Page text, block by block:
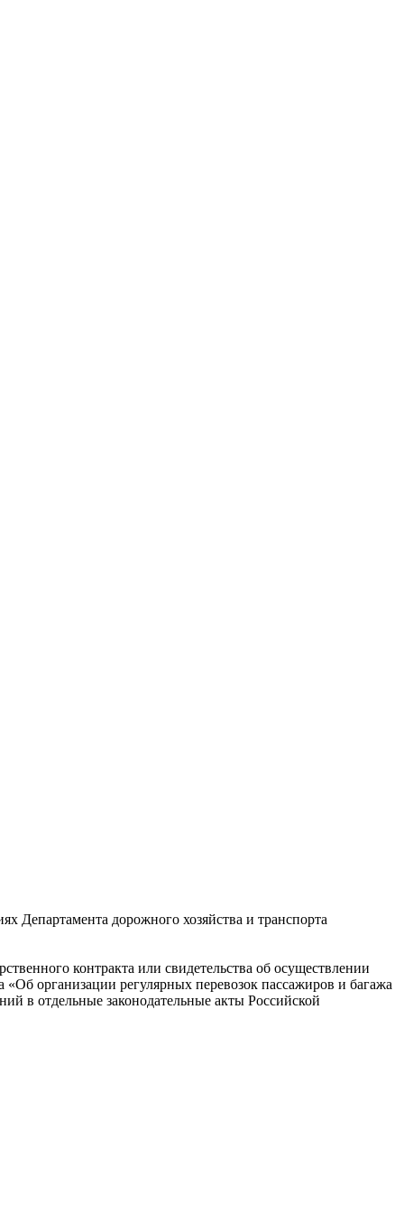
Департамента дорожного хозяйства и транспорта
контракта или свидетельства об осуществлении
организации регулярных перевозок пассажиров и багажа
в отдельные законодательные акты Российской